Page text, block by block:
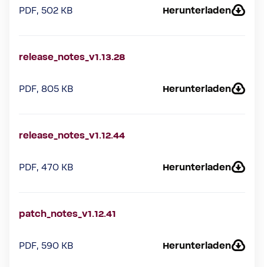
PDF, 502 KB Herunterladen
release_notes_v1.13.28
PDF, 805 KB Herunterladen
release_notes_v1.12.44
PDF, 470 KB Herunterladen
patch_notes_v1.12.41
PDF, 590 KB Herunterladen